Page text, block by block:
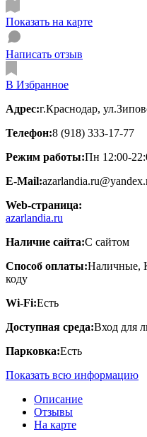
Показать на карте
Написать отзыв
В Избранное
Адрес:г.Краснодар,
Телефон:8 (918) 333-17-77
Режим работы:Пн 12:00-
E-Mail:
Web-страница:
azarlandia.ru
Наличие сайта:С сайтом
Способ оплаты:Наличные,
коду
Wi-Fi:Есть
Доступная среда:Вход для
Парковка:Есть
Показать всю информацию
Описание
Отзывы
На карте